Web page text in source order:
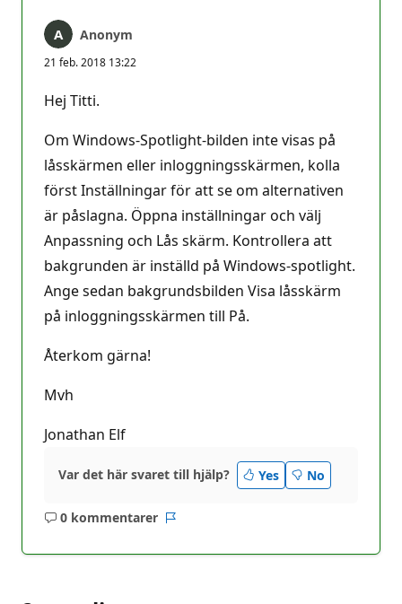
Anonym
21 feb. 2018 13:22
Hej Titti.
Om Windows-Spotlight-bilden inte visas på
låsskärmen eller inloggningsskärmen, kolla
först Inställningar för att se om alternativen
är påslagna. Öppna inställningar och välj
Anpassning och Lås skärm. Kontrollera att
bakgrunden är inställd på Windows-spotlight.
Ange sedan bakgrundsbilden Visa låsskärm
på inloggningsskärmen till På.
Återkom gärna!
Mvh
Jonathan Elf
Var det här svaret till hjälp? Yes No
0 kommentarer
Inga